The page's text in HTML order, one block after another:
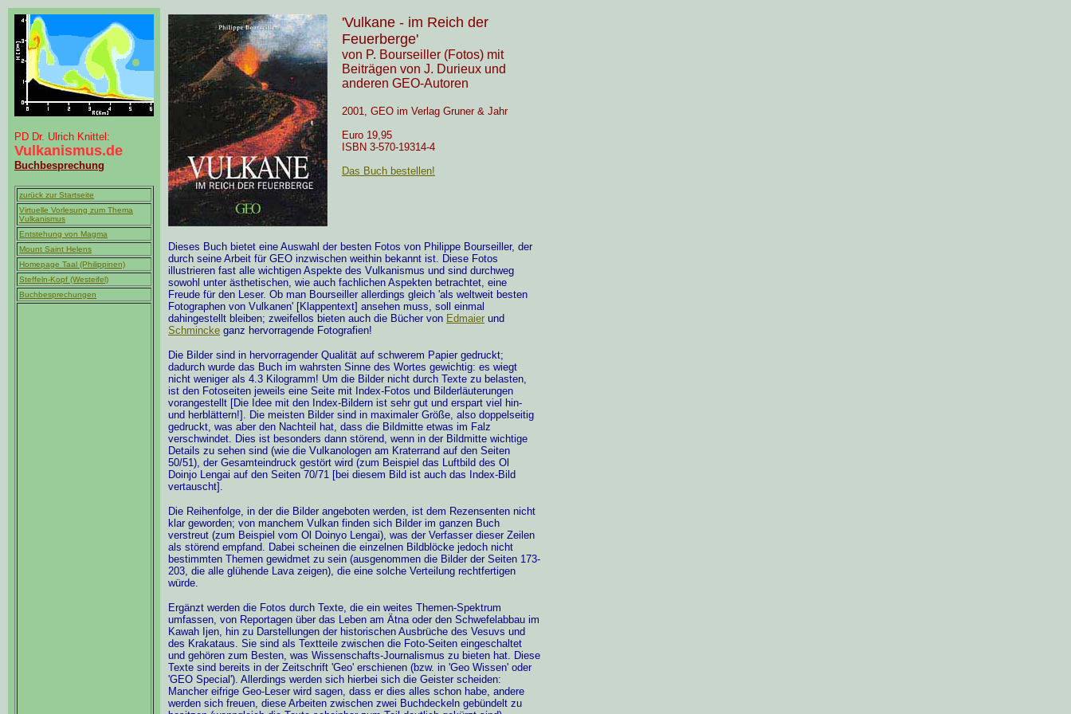
PD Dr. Ulrich Knittel:
Vulkanismus.de
Buchbesprechung
zurück zur Startseite
Virtuelle Vorlesung zum Thema
Vulkanismus
Entstehung von Magma
Mount Saint Helens
Homepage Taal (Philippinen)
Steffeln-Kopf (Westeifel)
Buchbesprechungen
'Vulkane - im Reich der
Feuerberge'
von P. Bourseiller (Fotos) mit
Beiträgen von J. Durieux und
anderen GEO-Autoren
2001, GEO im Verlag Gruner & Jahr
Euro 19,95
ISBN 3-570-19314-4
Das Buch bestellen!
Dieses Buch bietet eine Auswahl der besten Fotos von Philippe Bourseiller, der
durch seine Arbeit für GEO inzwischen weithin bekannt ist. Diese Fotos
illustrieren fast alle wichtigen Aspekte des Vulkanismus und sind durchweg
sowohl unter ästhetischen, wie auch fachlichen Aspekten betrachtet, eine
Freude für den Leser. Ob man Bourseiller allerdings gleich 'als weltweit besten
Fotographen von Vulkanen' [Klappentext] ansehen muss, soll einmal
dahingestellt bleiben; zweifellos bieten auch die Bücher von Edmaier und
Schmincke ganz hervorragende Fotografien!
Die Bilder sind in hervorragender Qualität auf schwerem Papier gedruckt;
dadurch wurde das Buch im wahrsten Sinne des Wortes gewichtig: es wiegt
nicht weniger als 4.3 Kilogramm! Um die Bilder nicht durch Texte zu belasten,
ist den Fotoseiten jeweils eine Seite mit Index-Fotos und Bilderläuterungen
vorangestellt [Die Idee mit den Index-Bildern ist sehr gut und erspart viel hin-
und herblättern!]. Die meisten Bilder sind in maximaler Größe, also doppelseitig
gedruckt, was aber den Nachteil hat, dass die Bildmitte etwas im Falz
verschwindet. Dies ist besonders dann störend, wenn in der Bildmitte wichtige
Details zu sehen sind (wie die Vulkanologen am Kraterrand auf den Seiten
50/51), der Gesamteindruck gestört wird (zum Beispiel das Luftbild des Ol
Doinjo Lengai auf den Seiten 70/71 [bei diesem Bild ist auch das Index-Bild
vertauscht].
Die Reihenfolge, in der die Bilder angeboten werden, ist dem Rezensenten nicht
klar geworden; von manchem Vulkan finden sich Bilder im ganzen Buch
verstreut (zum Beispiel vom Ol Doinyo Lengai), was der Verfasser dieser Zeilen
als störend empfand. Dabei scheinen die einzelnen Bildblöcke jedoch nicht
bestimmten Themen gewidmet zu sein (ausgenommen die Bilder der Seiten 173-
203, die alle glühende Lava zeigen), die eine solche Verteilung rechtfertigen
würde.
Ergänzt werden die Fotos durch Texte, die ein weites Themen-Spektrum
umfassen, von Reportagen über das Leben am Ätna oder den Schwefelabbau im
Kawah Ijen, hin zu Darstellungen der historischen Ausbrüche des Vesuvs und
des Krakataus. Sie sind als Textteile zwischen die Foto-Seiten eingeschaltet
und gehören zum Besten, was Wissenschafts-Journalismus zu bieten hat. Diese
Texte sind bereits in der Zeitschrift 'Geo' erschienen (bzw. in 'Geo Wissen' oder
'GEO Special'). Allerdings werden sich hierbei sich die Geister scheiden:
Mancher eifrige Geo-Leser wird sagen, dass er dies alles schon habe, andere
werden sich freuen, diese Arbeiten zwischen zwei Buchdeckeln gebündelt zu